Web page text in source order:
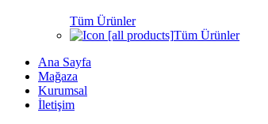
Tüm Ürünler
Tüm Ürünler
Ana Sayfa
Mağaza
Kurumsal
İletişim